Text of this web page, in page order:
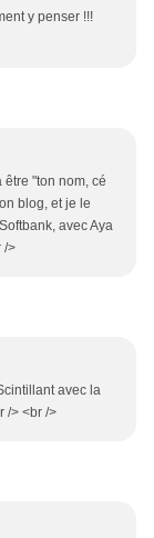
y penser !!!
"ton nom, cé
blog, et je le
avec Aya
/>
avec la
/> <br />